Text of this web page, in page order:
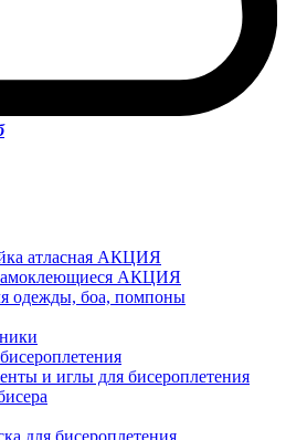
атласная АКЦИЯ
АКЦИЯ
одежды, боа, помпоны
и иглы для бисероплетения
для бисероплетения